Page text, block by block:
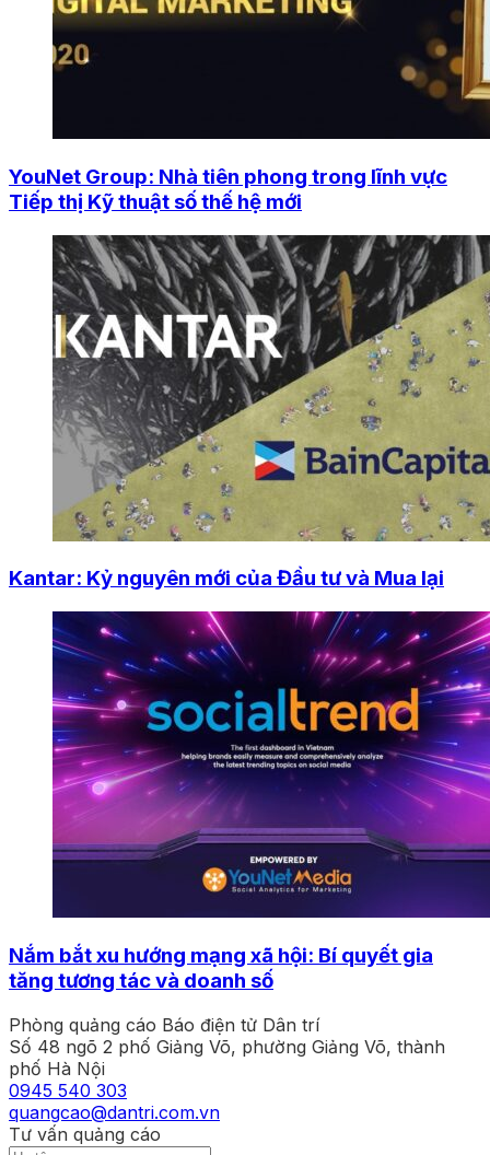
YouNet Group: Nhà tiên phong trong lĩnh vực
Tiếp thị Kỹ thuật số thế hệ mới
Kantar: Kỷ nguyên mới của Đầu tư và Mua lại
Nắm bắt xu hướng mạng xã hội: Bí quyết gia
tăng tương tác và doanh số
Phòng quảng cáo Báo điện tử Dân trí
Số 48 ngõ 2 phố Giảng Võ, phường Giảng Võ, thành
phố Hà Nội
0945 540 303
quangcao@dantri.com.vn
Tư vấn quảng cáo